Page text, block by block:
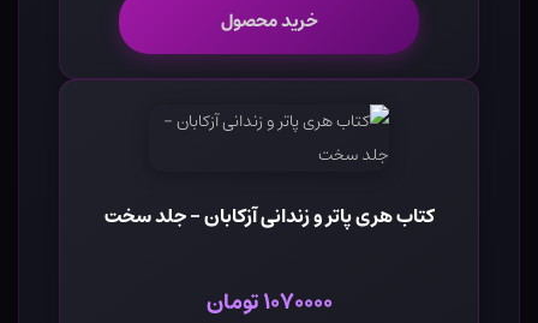
خرید محصول
کتاب هری پاتر و زندانی آزکابان - جلد سخت
۱۰۷۰۰۰۰ تومان